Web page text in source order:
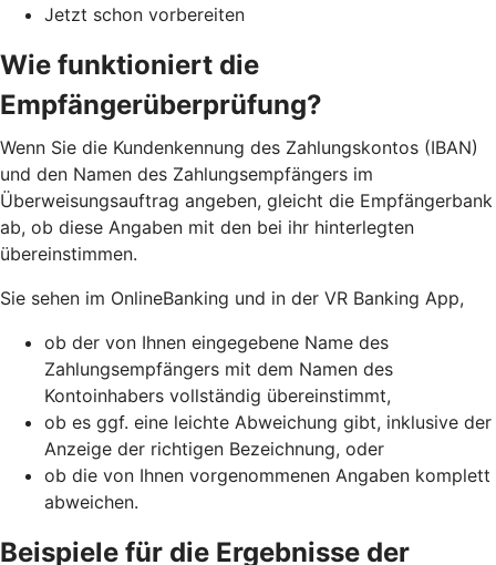
Jetzt schon vorbereiten
Wie funktioniert die
Empfängerüberprüfung?
Wenn Sie die Kundenkennung des Zahlungskontos (IBAN)
und den Namen des Zahlungsempfängers im
Überweisungsauftrag angeben, gleicht die Empfängerbank
ab, ob diese Angaben mit den bei ihr hinterlegten
übereinstimmen.
Sie sehen im OnlineBanking und in der VR Banking App,
ob der von Ihnen eingegebene Name des
Zahlungsempfängers mit dem Namen des
Kontoinhabers vollständig übereinstimmt,
ob es ggf. eine leichte Abweichung gibt, inklusive der
Anzeige der richtigen Bezeichnung, oder
ob die von Ihnen vorgenommenen Angaben komplett
abweichen.
Beispiele für die Ergebnisse der